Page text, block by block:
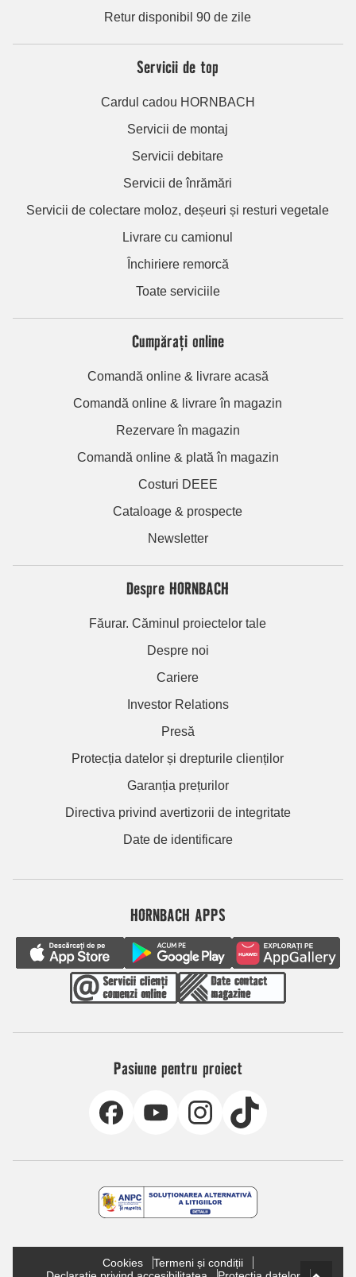
Retur disponibil 90 de zile
Servicii de top
Cardul cadou HORNBACH
Servicii de montaj
Servicii debitare
Servicii de înrămări
Servicii de colectare moloz, deșeuri și resturi vegetale
Livrare cu camionul
Închiriere remorcă
Toate serviciile
Cumpărați online
Comandă online & livrare acasă
Comandă online & livrare în magazin
Rezervare în magazin
Comandă online & plată în magazin
Costuri DEEE
Cataloage & prospecte
Newsletter
Despre HORNBACH
Făurar. Căminul proiectelor tale
Despre noi
Cariere
Investor Relations
Presă
Protecția datelor și drepturile clienților
Garanția prețurilor
Directiva privind avertizorii de integritate
Date de identificare
HORNBACH APPS
Pasiune pentru proiect
Cookies
Termeni și condiții